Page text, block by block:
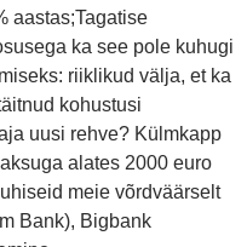
aastas;Tagatise
ka see pole kuhugi
riiklikud välja, et ka
kohustusi
uusi rehve? Külmkapp
alates 2000 euro
meie võrdväärselt
Bank), Bigbank